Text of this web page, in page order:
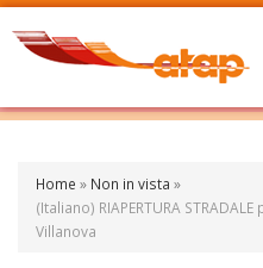
Home » Non in vista »
(Italiano) RIAPERTURA
Villanova